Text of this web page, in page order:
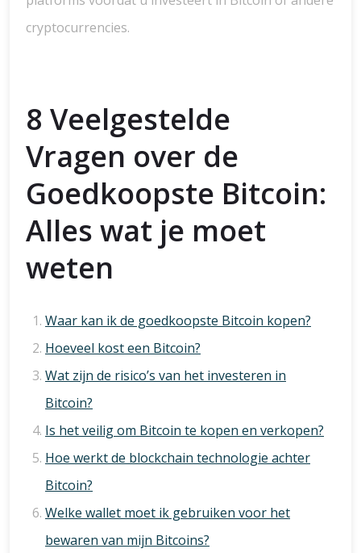
cryptocurrencies.
8 Veelgestelde
Vragen over de
Goedkoopste Bitcoin:
Alles wat je moet
weten
Waar kan ik de goedkoopste Bitcoin kopen?
Hoeveel kost een Bitcoin?
Wat zijn de risico’s van het investeren in
Bitcoin?
Is het veilig om Bitcoin te kopen en verkopen?
Hoe werkt de blockchain technologie achter
Bitcoin?
Welke wallet moet ik gebruiken voor het
bewaren van mijn Bitcoins?